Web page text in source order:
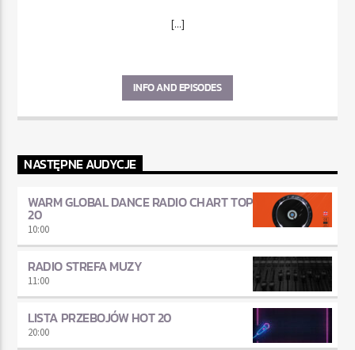
[...]
INFO AND EPISODES
NASTĘPNE AUDYCJE
WARM GLOBAL DANCE RADIO CHART TOP
20
10:00
RADIO STREFA MUZY
11:00
LISTA PRZEBOJÓW HOT 20
20:00